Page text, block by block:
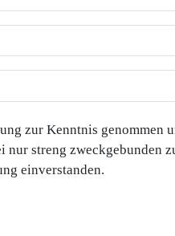
zur Kenntnis genommen
nur streng
einverstanden.